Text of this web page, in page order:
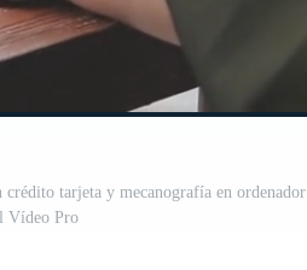
tarjeta y mecanografía en ordenador
Vídeo Pro